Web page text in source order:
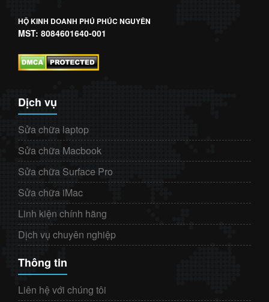
HỘ KINH DOANH PHÚ PHÚC NGUYÊN
MST: 8084601640-001
Dịch vụ
Sửa chữa laptop
Sửa chữa Macbook
Sửa chữa Surface Pro
Sửa chữa iMac
Linh kiện chính hãng
Dịch vụ chuyên nghiệp
Thông tin
Liên hệ với chúng tôi